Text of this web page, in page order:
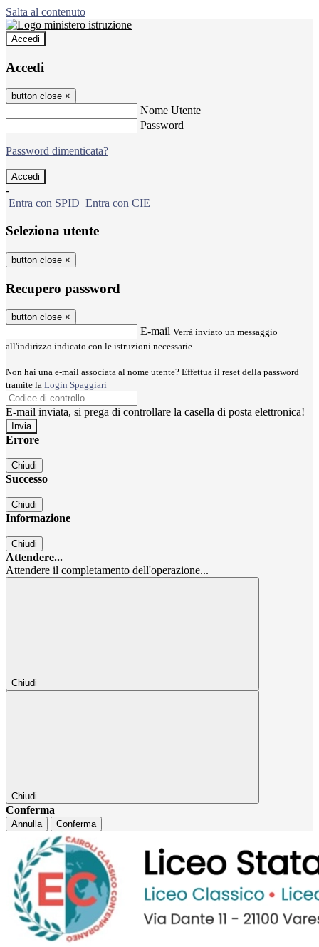
Salta al contenuto
Accedi
Accedi
button close ×
Nome Utente
Password
Password dimenticata?
-
Entra con SPID Entra con CIE
Seleziona utente
button close ×
Recupero password
button close ×
E-mail Verrà inviato un messaggio
all'indirizzo indicato con le istruzioni necessarie.
Non hai una e-mail associata al nome utente? Effettua il reset della password
tramite la Login Spaggiari
E-mail inviata, si prega di controllare la casella di posta elettronica!
Errore
Chiudi
Successo
Chiudi
Informazione
Chiudi
Attendere...
Attendere il completamento dell'operazione...
Chiudi
Chiudi
Conferma
Annulla Conferma